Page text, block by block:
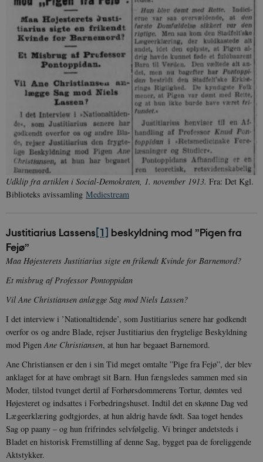
Udklip fra artiklen i Social-Demokraten, 1. november 1913. Fra: Det Kgl.
Biblioteks avissamling Mediestream
Justitiarius Lassens[1] beskyldning mod ”Pigen fra
Fejø”
Maa Højesterets Justitiarius sigte en frikendt Kvinde for Barnemord?
Et misbrug af Professor Pontoppidan
Vil Ane Christiansen anlægge Sag mod Niels Lassen?
I det interview i ’Nationaltidende’, som Justitiarius senere har godkendt
overfor os og andre Blade, rejser Justitiarius den frygtelige Beskyldning
mod Pigen Ane Christiansen, at hun har begaaet Barnemord.
Ane Christiansen er den i sin Tid meget omtalte ”Pige fra Fejø”, der blev
anklaget for at have ombragt sit Barn. Hun fængsledes sammen med sin
Moder, tilstod tvunget dertil af Forhørsdommerens Tortur, dømtes ved
Højesteret og indsattes i Forbedringshuset. Indtil det en skønne Dag ved
Lægeerklæring godtgjordes, at hun aldrig havde født. Saa toget hendes
Sag op paany – og hun frifrindes selvfølgelig. Vi bringer andetsteds i
Bladet en historisk Fremstilling af denne Sag, bygget paa de foreliggende
Aktstykker.